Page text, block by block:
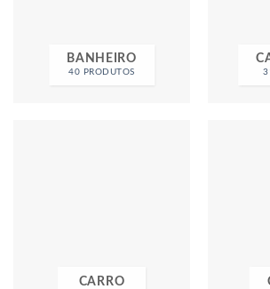
BANHEIRO
40 PRODUTOS
CARRO